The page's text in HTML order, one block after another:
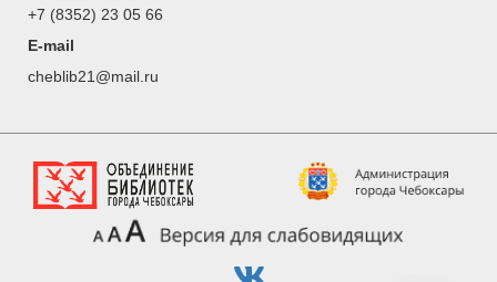
+7 (8352) 23 05 66
E-mail
cheblib21@mail.ru